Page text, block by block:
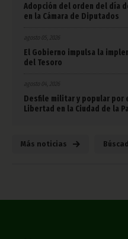
Adopción del orden del día
en la Cámara de Diputados
El Gobierno impulsa la
del Tesoro
agosto 04, 2026
Desfile militar y popular por
Libertad en la Ciudad de la
Más noticias